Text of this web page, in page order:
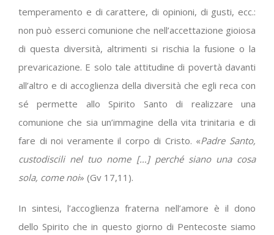
temperamento e di carattere, di opinioni, di gusti, ecc.:
non può esserci comunione che nell’accettazione gioiosa
di questa diversità, altrimenti si rischia la fusione o la
prevaricazione. E solo tale attitudine di povertà davanti
all’altro e di accoglienza della diversità che egli reca con
sé permette allo Spirito Santo di realizzare una
comunione che sia un’immagine della vita trinitaria e di
fare di noi veramente il corpo di Cristo. «Padre Santo,
custodiscili nel tuo nome […] perché siano una cosa
sola, come noi» (Gv 17,11).
In sintesi, l’accoglienza fraterna nell’amore è il dono
dello Spirito che in questo giorno di Pentecoste siamo